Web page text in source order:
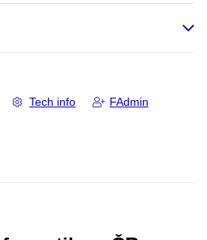
Tech info FAdmin